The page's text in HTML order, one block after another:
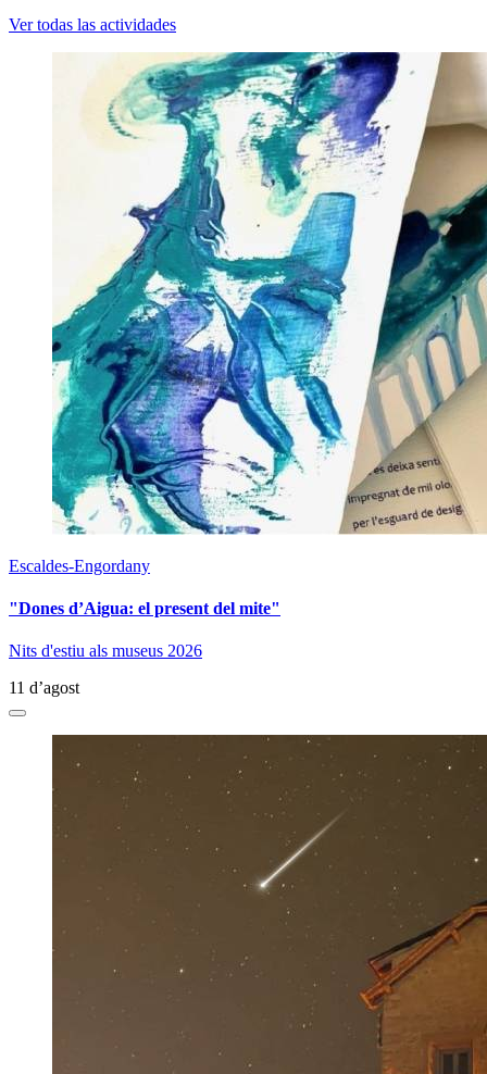
Ver todas las actividades
Escaldes-Engordany
"Dones d’Aigua: el present del mite"
Nits d'estiu als museus 2026
11 d’agost